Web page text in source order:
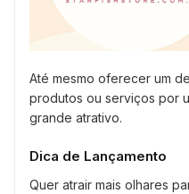
Até mesmo oferecer um
produtos ou serviços por
grande atrativo.
Dica de Lançamento
Quer atrair mais olhares